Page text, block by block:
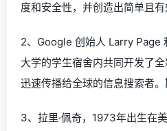
度和安全性，并创造出简单且有
2、Google 创始人 Larry Page
大学的学生宿舍内共同开发了
迅速传播给全球的信息搜索者。
3、拉里·佩奇，1973年出生在